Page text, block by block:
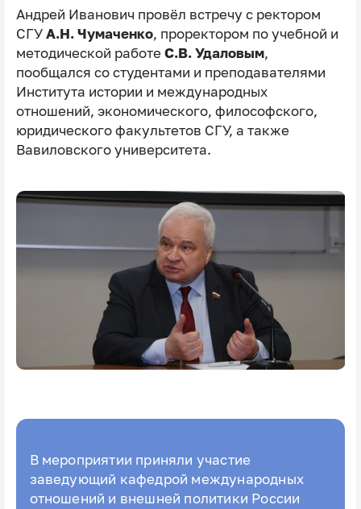
Андрей Иванович провёл встречу с ректором
СГУ А.Н. Чумаченко, проректором по учебной и
методической работе С.В. Удаловым,
пообщался со студентами и преподавателями
Института истории и международных
отношений, экономического, философского,
юридического факультетов СГУ, а также
Вавиловского университета.
В мероприятии приняли участие
заведующий кафедрой международных
отношений и внешней политики России